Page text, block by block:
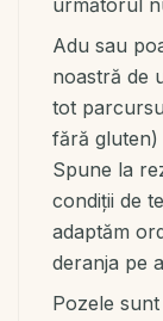
următorul
Adu sau
noastră de
tot
fără
Spune la
condiții de
adaptăm
deranja pe
Pozele